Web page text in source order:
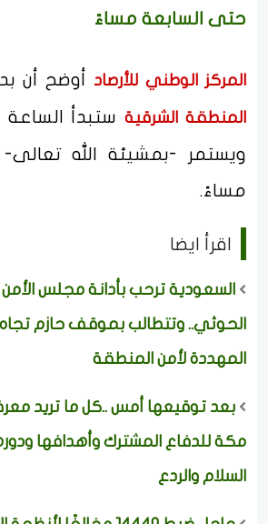
حتى السابعة مساءً
المركز الوطني للأرصاد أوضح أن
المنطقة الشرقيةستبدأ الساعة
ويستمر -بمشيئة الله
مساءً.
اقرأ ايضا
السعودية ترحب بأدانة مجلس
الحوثي.. وتتطالب بموقف حازم
المهددة لأمن المنطقة
بعد توقيعها أمس ..كل ما تريد
مكة للدفاع المشترك وأهدافها
السلام والردع